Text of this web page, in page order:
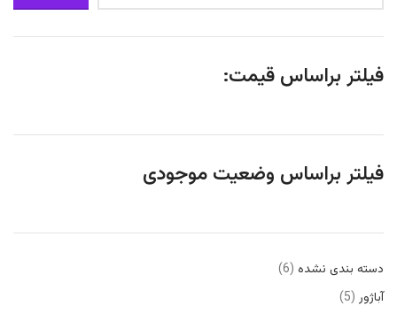
فیلتر براساس قیمت:
فیلتر براساس وضعیت موجودی
دسته بندی نشده 6
آباژور 5